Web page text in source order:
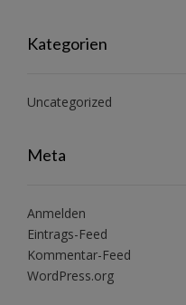
Kategorien
Uncategorized
Meta
Anmelden
Eintrags-Feed
Kommentar-Feed
WordPress.org